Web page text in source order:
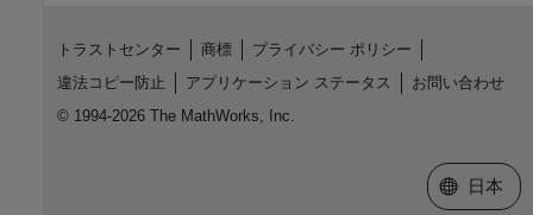
トラストセンター 商標
プライバシー ポリシー
違法コピー防止
アプリケーション ステータス
お問い合わせ
© 1994-2026 The MathWorks, Inc.
Web サイ
日本